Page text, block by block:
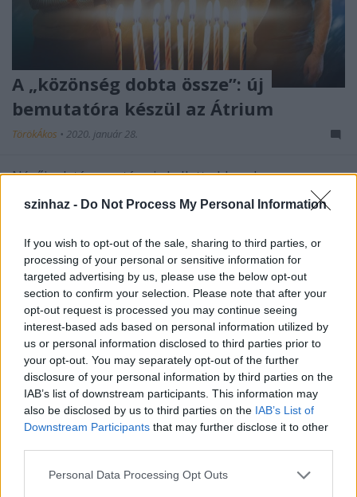
szinhaz - Do Not Process My Personal Information
If you wish to opt-out of the sale, sharing to third parties, or
processing of your personal or sensitive information for
targeted advertising by us, please use the below opt-out
section to confirm your selection. Please note that after your
opt-out request is processed you may continue seeing
interest-based ads based on personal information utilized by
us or personal information disclosed to third parties prior to
your opt-out. You may separately opt-out of the further
disclosure of your personal information by third parties on the
IAB’s list of downstream participants. This information may
also be disclosed by us to third parties on the IAB’s List of
Downstream Participants that may further disclose it to other
Please note that this website/app uses one or more Google
Personal Data Processing Opt Outs
A „közönség dobta össze”: új
bemutatóra készül az Átrium
TörökÁkos • 2020. január 28.
Nézőinek támogatása is kellett ahhoz, hogy az
jelentkezhessen.